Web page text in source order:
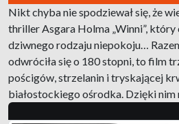
Nikt chyba nie spodziewał się, że
thriller Asgara Holma „Winni”,
dziwnego rodzaju niepokoju…
odwróciła się o 180 stopni, to film
pościgów, strzelanin i tryskającej
białostockiego ośrodka. Dzięki nim